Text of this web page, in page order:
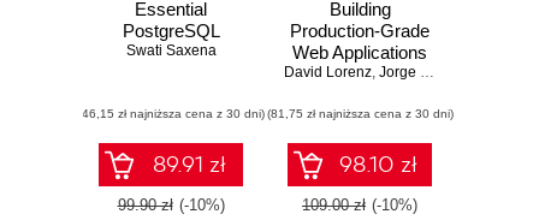
Essential
PostgreSQL
Swati Saxena
(46,15 zł najniższa cena z 30 dni)
89.91 zł
99.90 zł (-10%)
Building
Production-Grade
Web Applications
with Supabase. A
guide to database
design, security,
real-time data,
storage, multi-
tenancy, and more
David Lorenz, Jorge Varandas
(81,75 zł najniższa cena z 30 dni)
98.10 zł
109.00 zł (-10%)